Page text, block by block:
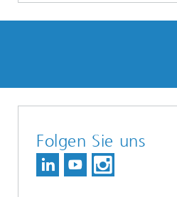
Folgen Sie uns